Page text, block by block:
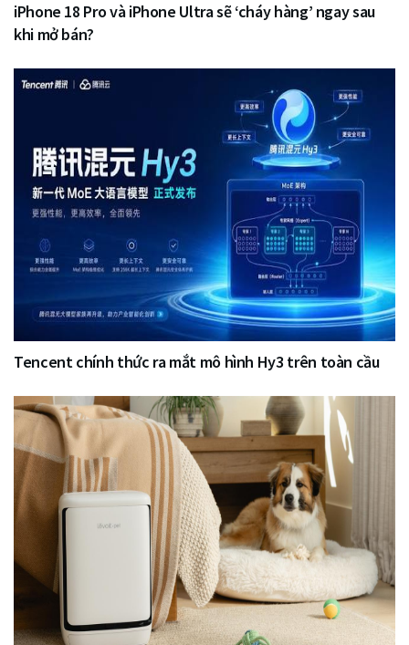
iPhone 18 Pro và iPhone Ultra sẽ ‘cháy hàng’ ngay sau
khi mở bán?
Tencent chính thức ra mắt mô hình Hy3 trên toàn cầu